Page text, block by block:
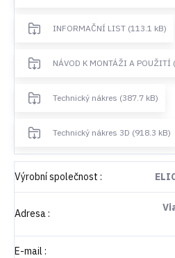
INFORMAČNÍ LIST (113.1 kB)
NÁVOD K MONTÁŽI A POUŽITÍ
Technický nákres (387.7 kB)
Technický nákres 3D (918.3 kB)
Výrobní společnost :
Adresa :
E-mail :